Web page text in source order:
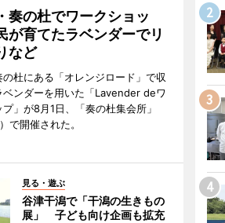
奏の杜でワークショッ
育てたラベンダーでリ
など
杜にある「オレンジロード」で収
ベンダーを用いた「Lavender deワ
」が8月1日、「奏の杜集会所」
で開催された。
見る・遊ぶ
谷津干潟で「干潟の生きもの
展」 子ども向け企画も拡充